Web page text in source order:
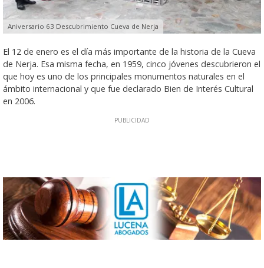
Aniversario 63 Descubrimiento Cueva de Nerja
El 12 de enero es el día más importante de la historia de la Cueva
de Nerja. Esa misma fecha, en 1959, cinco jóvenes descubrieron el
que hoy es uno de los principales monumentos naturales en el
ámbito internacional y que fue declarado Bien de Interés Cultural
en 2006.